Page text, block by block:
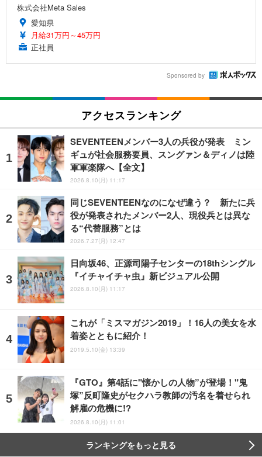
株式会社Meta Sales
愛知県
月給31万円～45万円
正社員
Sponsored by
アクセスランキング
SEVENTEENメンバー3人の兵役が発表 ミン
ギュが社会服務要員、スングァン＆ディノは陸
軍軍楽隊へ【全文】
2026.8.10(月) 11:17
同じSEVENTEENなのになぜ違う？ 新たに兵
役が発表されたメンバー2人、現役兵とは異な
る“代替服務”とは
2026.7.27(月) 12:47
日向坂46、正源司陽子センターの18thシングル
『イチャイチャ虫』新ビジュアル公開
2026.8.10(月) 11:17
これが「ミスマガジン2019」！16人の美女を水
着姿とともに紹介！
2019.5.10(金) 13:39
『GTO』第4話に"懐かしの人物”が登場！"鬼
塚”反町隆史がセクハラ教師の汚名を着せられ
解雇の危機に!?
2026.8.10(月) 11:01
ランキングをもっと見る